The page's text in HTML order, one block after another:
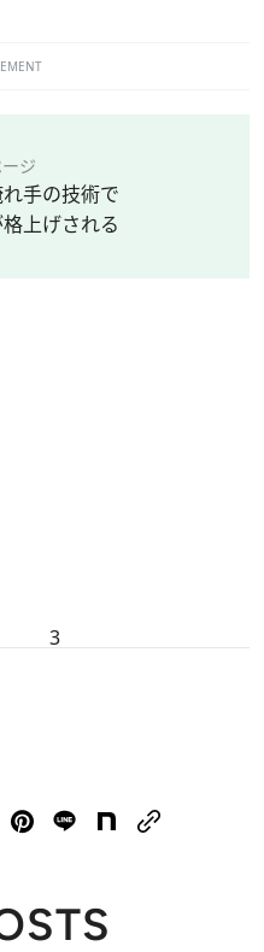
ジ
手の技術で
上げされる
3